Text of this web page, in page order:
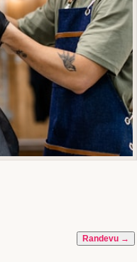
Randevu →